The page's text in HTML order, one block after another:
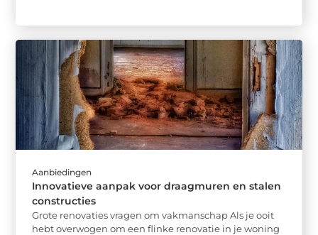
Aanbiedingen
Innovatieve aanpak voor draagmuren en stalen
constructies
Grote renovaties vragen om vakmanschap Als je ooit
hebt overwogen om een flinke renovatie in je woning